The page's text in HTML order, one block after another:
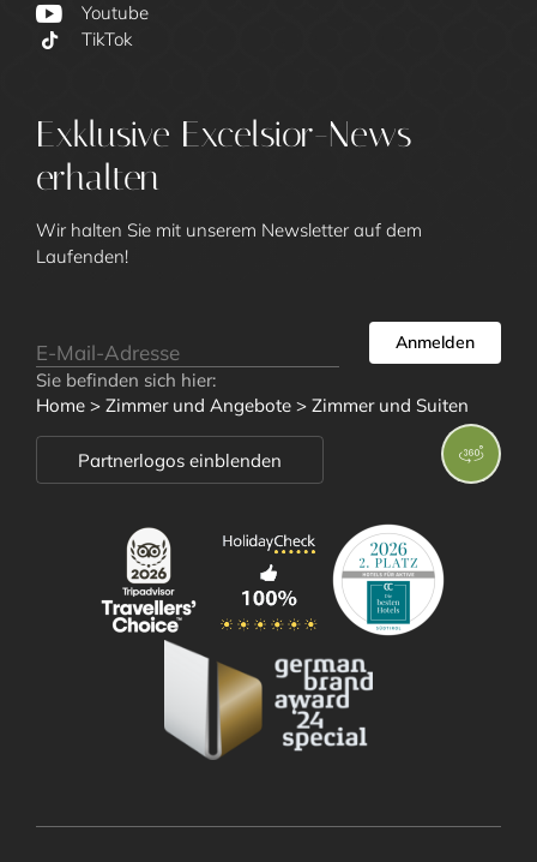
Excelsior
Zimmer und
Angebote
Angebote
Inklusivleistungen
Urlaubsinformationen
Anfrage
Angebote für Kurzentschlossene
Youtube
TikTok
Exklusive Excelsior-News
erhalten
Wir halten Sie mit unserem Newsletter auf dem
Laufenden!
Anmelden
Sie befinden sich hier:
Home > Zimmer und Angebote > Zimmer und Suiten
Partnerlogos einblenden